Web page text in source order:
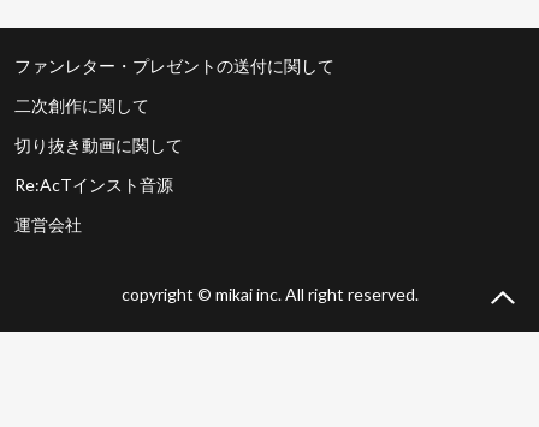
ファンレター・プレゼントの送付に関して
二次創作に関して
切り抜き動画に関して
Re:AcTインスト音源
運営会社
copyright © mikai inc. All right reserved.